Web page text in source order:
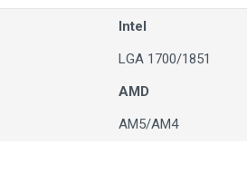
Intel
LGA 1700/1851
AMD
AM5/AM4